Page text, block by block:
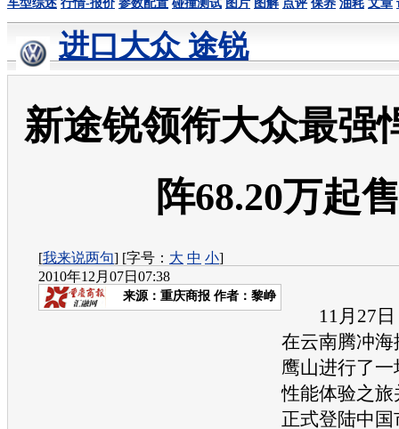
车型综述 行情-报价 参数配置 碰撞测试 图片 图解 点评 保养 油耗 文章
进口大众 途锐
新途锐领衔大众最强
阵68.20万起
[我来说两句] [字号： 大 中 小]
2010年12月07日07:38
来源： 重庆商报 作者：黎峥
11月27日
在云南腾冲海
鹰山进行了
性能体验之旅
正式登陆中国